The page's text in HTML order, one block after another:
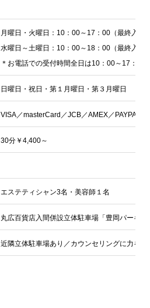
月曜日・火曜日：10：00～17：00（最終入店
水曜日～土曜日：10：00～18：00（最終入店
＊お電話での受付時間全日は10：00～17：00
日曜日・祝日・第１月曜日・第３月曜日
VISA／masterCard／JCB／AMEX／PAYPAY／
30分￥4,400～
エステティシャン3名・美容師１名
丸広百貨店入間併設立体駐車場「豊岡パーキン
近隣立体駐車場あり／カウンセリングに力を